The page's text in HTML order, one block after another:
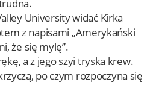
University widać Kirka
z napisami „Amerykański
że się mylę”.
a z jego szyi tryska krew.
po czym rozpoczyna się